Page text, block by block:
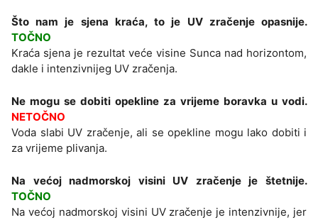
Što nam je sjena kraća, to je UV zračenje opasnije.
TOČNO
Kraća sjena je rezultat veće visine Sunca nad horizontom,
dakle i intenzivnijeg UV zračenja.
Ne mogu se dobiti opekline za vrijeme boravka u vodi.
NETOČNO
Voda slabi UV zračenje, ali se opekline mogu lako dobiti i
za vrijeme plivanja.
Na većoj nadmorskoj visini UV zračenje je štetnije.
TOČNO
Na većoj nadmorskoj visini UV zračenje je intenzivnije, jer